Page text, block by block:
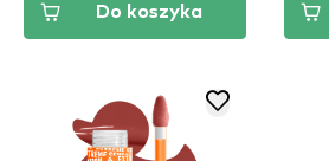
Do koszyka